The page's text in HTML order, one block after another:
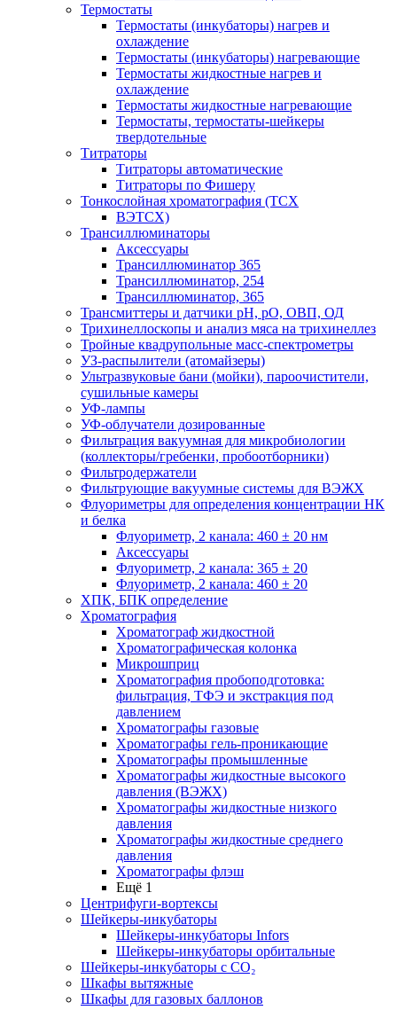
Термостаты
Термостаты (инкубаторы) нагрев и
охлаждение
Термостаты (инкубаторы) нагревающие
Термостаты жидкостные нагрев и
охлаждение
Термостаты жидкостные нагревающие
Термостаты, термостаты-шейкеры
твердотельные
Титраторы
Титраторы автоматические
Титраторы по Фишеру
Тонкослойная хроматография (ТСХ
ВЭТСХ)
Трансиллюминаторы
Аксессуары
Трансиллюминатор 365
Трансиллюминатор, 254
Трансиллюминатор, 365
Трансмиттеры и датчики рН, рО, ОВП, ОД
Трихинеллоскопы и анализ мяса на трихинеллез
Тройные квадрупольные масс-спектрометры
УЗ-распылители (атомайзеры)
Ультразвуковые бани (мойки), пароочистители,
сушильные камеры
УФ-лампы
УФ-облучатели дозированные
Фильтрация вакуумная для микробиологии
(коллекторы/гребенки, пробоотборники)
Фильтродержатели
Фильтрующие вакуумные системы для ВЭЖХ
Флуориметры для определения концентрации НК
и белка
Флуориметр, 2 канала: 460 ± 20 нм
Аксессуары
Флуориметр, 2 канала: 365 ± 20
Флуориметр, 2 канала: 460 ± 20
ХПК, БПК определение
Хроматография
Хроматограф жидкостной
Хроматографическая колонка
Микрошприц
Хроматография пробоподготовка:
фильтрация, ТФЭ и экстракция под
давлением
Хроматографы газовые
Хроматографы гель-проникающие
Хроматографы промышленные
Хроматографы жидкостные высокого
давления (ВЭЖХ)
Хроматографы жидкостные низкого
давления
Хроматографы жидкостные среднего
давления
Хроматографы флэш
Ещё 1
Центрифуги-вортексы
Шейкеры-инкубаторы
Шейкеры-инкубаторы Infors
Шейкеры-инкубаторы орбитальные
Шейкеры-инкубаторы с CО₂
Шкафы вытяжные
Шкафы для газовых баллонов